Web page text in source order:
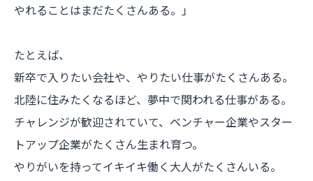
やれることはまだたくさんある。」
たとえば、
新卒で入りたい会社や、やりたい仕事がたくさんある。
北陸に住みたくなるほど、夢中で関われる仕事がある。
チャレンジが歓迎されていて、ベンチャー企業やスター
トアップ企業がたくさん生まれ育つ。
やりがいを持ってイキイキ働く大人がたくさんいる。